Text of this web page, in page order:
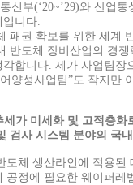
신부(‘20~’29)와 산업
입니다.
패권 확보를 위한 세계
반도체 장비산업의 경
합니다. 제가 사업팀장
양성사업팀”도 작지만
세가 미세화 및 고적층
검사 시스템 분야의 국
도체 생산라인에 적용
공정에 필요한 웨이퍼